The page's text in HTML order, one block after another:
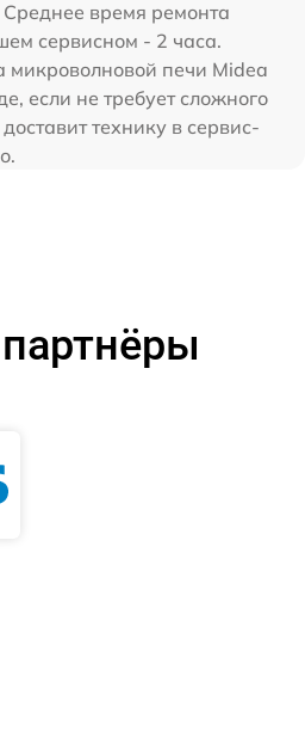
время ремонта
сервисном - 2 часа.
микроволновой печи Midea
если не требует сложного
технику в сервис-